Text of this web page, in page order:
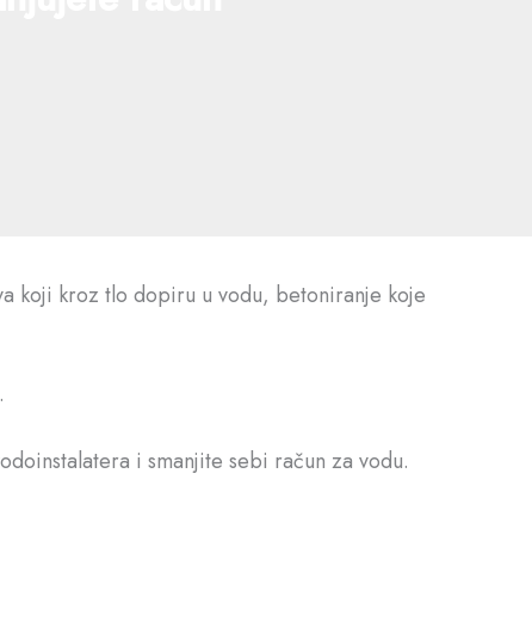
koji kroz tlo dopiru u vodu, betoniranje koje
i smanjite sebi račun za vodu.